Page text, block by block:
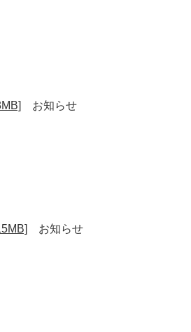
お知らせ
お知らせ